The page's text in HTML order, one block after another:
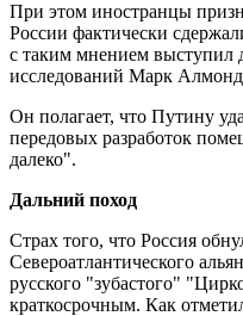
При этом иностранцы
России фактически
с таким мнением выступил
исследований Марк
Он полагает, что Путину
передовых разработок
далеко".
Дальний поход
Страх того, что Россия
Североатлантического
русского "зубастого"
краткосрочным. Как